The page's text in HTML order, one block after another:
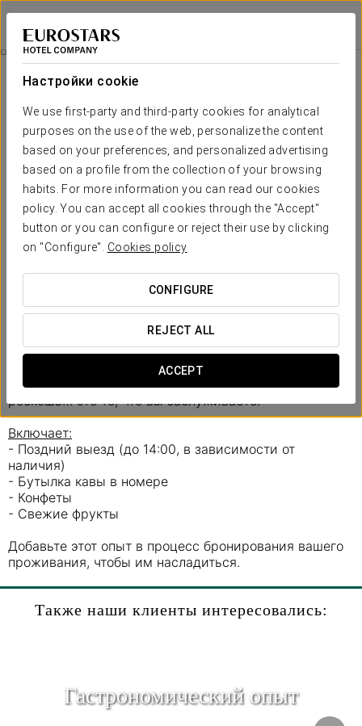
Настройки cookie
We use first-party and third-party cookies for analytical
purposes on the use of the web, personalize the content
based on your preferences, and personalized advertising
based on a profile from the collection of your browsing
habits. For more information you can read our cookies
policy. You can accept all cookies through the "Accept"
button or you can configure or reject their use by clicking
on "Configure". Cookies policy
CONFIGURE
REJECT ALL
ACCEPT
Áurea Palacio de Correos
ЛОГРОНЬО
Pомантический Опыт
30€
Pомантический опыт
Чтобы насладиться вашей любовью вместе в Áurea
Palacio de Correos.
Не упустите эту ограниченную возможность.
Просыпайтесь без спешки и разделите уникальные
моменты в лучшей компании. Ведь любовь – это не
роскошь… это то, что вы заслуживаете.
Включает:
- Поздний выезд (до 14:00, в зависимости от
наличия)
- Бутылка кавы в номере
- Конфеты
- Свежие фрукты
Добавьте этот опыт в процесс бронирования вашего
проживания, чтобы им насладиться.
Также наши клиенты интересовались:
Гастрономический опыт